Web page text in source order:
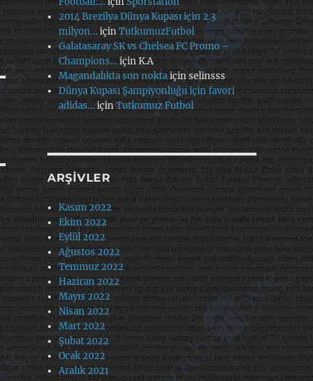
2014 Brezilya Dünya Kupası için 2.3
milyon…içinTutkumuzFutbol
Galatasaray SK vs Chelsea FC Promo –
Champions…içinK.A
Magandalıkta son noktaiçinselinsss
Dünya Kupası Şampiyonluğu için favori
adidas…içinTutkumuz Futbol
ARŞIVLER
Kasım 2022
Ekim 2022
Eylül 2022
Ağustos 2022
Temmuz 2022
Haziran 2022
Mayıs 2022
Nisan 2022
Mart 2022
Şubat 2022
Ocak 2022
Aralık 2021